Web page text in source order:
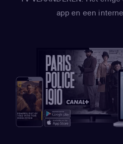
app en een